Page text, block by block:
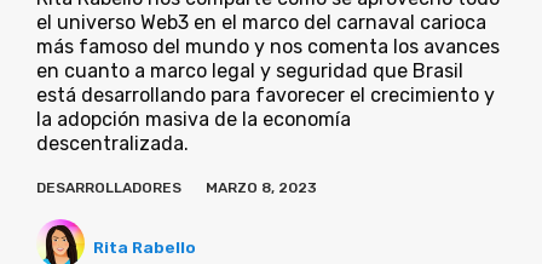
el universo Web3 en el marco del carnaval carioca
más famoso del mundo y nos comenta los avances
en cuanto a marco legal y seguridad que Brasil
está desarrollando para favorecer el crecimiento y
la adopción masiva de la economía
descentralizada.
DESARROLLADORES MARZO 8, 2023
Rita Rabello